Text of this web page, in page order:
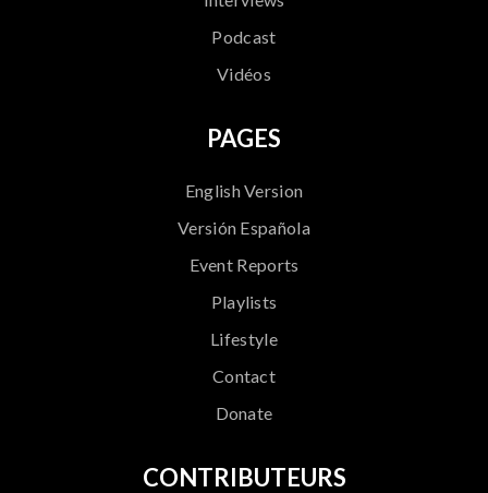
Podcast
Vidéos
PAGES
English Version
Versión Española
Event Reports
Playlists
Lifestyle
Contact
Donate
CONTRIBUTEURS